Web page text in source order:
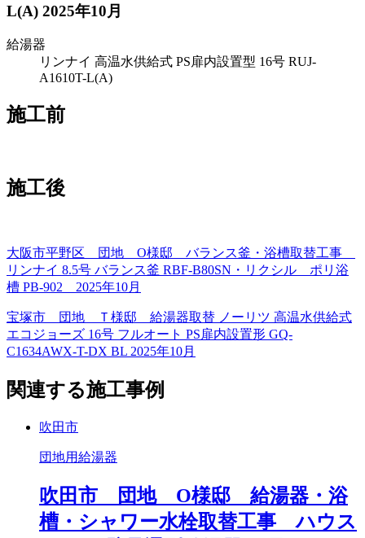
L(A) 2025年10月
給湯器
リンナイ 高温水供給式 PS扉内設置型 16号 RUJ-
A1610T-L(A)
施工前
施工後
大阪市平野区 団地 O様邸 バランス釜・浴槽取替工事
リンナイ 8.5号 バランス釜 RBF-B80SN・リクシル ポリ浴
槽 PB-902 2025年10月
宝塚市 団地 Ｔ様邸 給湯器取替 ノーリツ 高温水供給式
エコジョーズ 16号 フルオート PS扉内設置形 GQ-
C1634AWX-T-DX BL 2025年10月
関連する施工事例
吹田市
団地用給湯器
吹田市 団地 O様邸 給湯器・浴
槽・シャワー水栓取替工事 ハウス